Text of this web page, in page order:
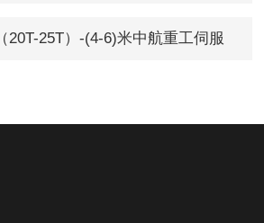
20T-25T）-(4-6)米中航重工伺服